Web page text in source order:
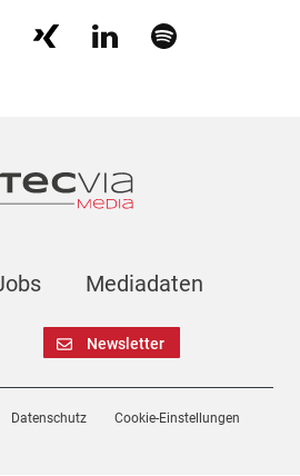
Mediadaten
Newsletter
Datenschutz Cookie-Einstellungen